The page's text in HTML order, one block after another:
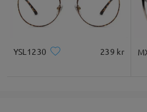
YSL1230 239 kr